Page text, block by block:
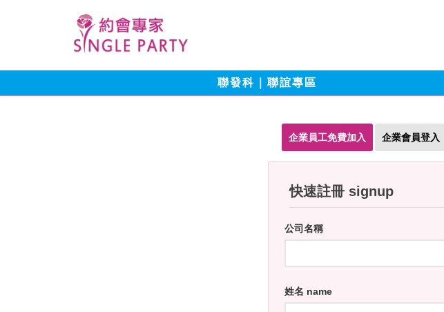
聯發科｜聯誼專區
企業員工免費加入 企業會員登入
快速註冊 signup
公司名稱
姓名 name